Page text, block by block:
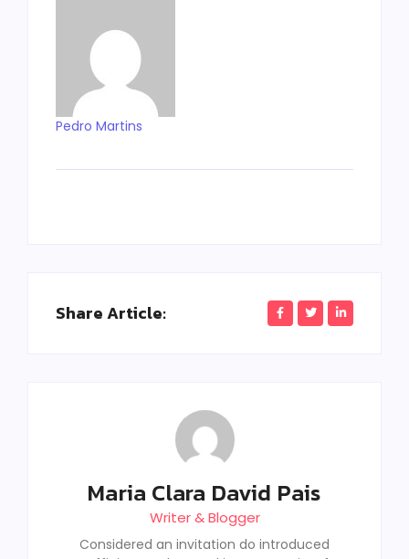
Pedro Martins
Share Article:
Maria Clara David Pais
Writer & Blogger
Considered an invitation do introduced